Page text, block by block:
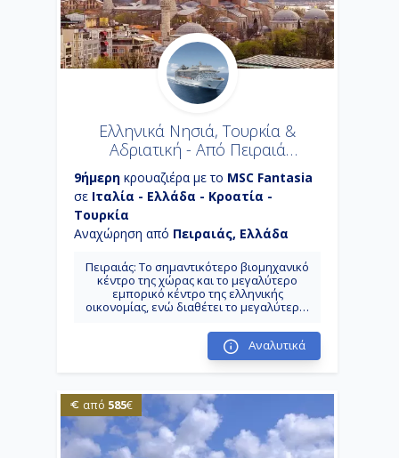
Ελληνικά Νησιά, Τουρκία &
Αδριατική - Από Πειραιά
(26MSC78)
9ήμερη κρουαζιέρα με το MSC Fantasia
σε Ιταλία - Ελλάδα - Κροατία -
Τουρκία
Αναχώρηση από Πειραιάς, Ελλάδα
Πειραιάς: Το σημαντικότερο βιομηχανικό
κέντρο της χώρας και το μεγαλύτερο
εμπορικό κέντρο της ελληνικής
οικονομίας, ενώ διαθέτει το μεγαλύτερο,
συνδέοντας ακτοπλοϊκά την πρωτεύουσα
Έφεσος: Το λιμάνι για την επίσκεψη στην
απέχει μόλις 19 χιλιόμετρα.
Κωνσταντινούπολη: Ιστορική, μοντέρνα,
παραδοσιακή, η Κωνσταντινούπολη είναι
πολλές πόλεις σε μια! Κέρκυρα: Ο τόπος
που φιλοξένησε τον Οδυσσέα, τον
Αναλυτικά
από 585€